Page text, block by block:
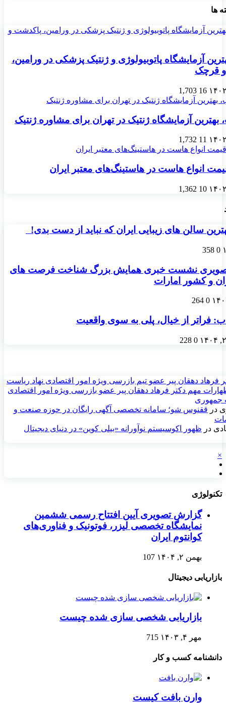
ها
آزمایشگاه پاتوبیولوژی و ژنتیک پزشکی در ورامین،
قرچک
16
1,703
بهترین آزمایشگاه ژنتیک در تهران برای مشاوره ژنتیک
11
1,732
انواع هاست در هاستینگ‌های معتبر ایران
10
1,362
0
358
نشست خبری همایش بزرگ شناخت فرصت های
و کشور امارات
0
264
فراتر از خیال، پلی به سوی واقعیت
0
228
فرهاد دهقان پیر عضو تيم بازرسی ويژه امور اقتصادی نهاد رياست
مهم دکتر فرهاد دهقان پیر عضو بازرسی ویژه امور اقتصادی
جمهوری
در ققنوس شو؛ سامانه تخصصی آگهی رایگان در حوزه صنعت و
در ظهور اکوسیستم نوآورانه «بیلی کوین» در دنیای دیجیتال
×
تکنولوژی
گزارش تصویری آیین افتتاح رسمی ششمین
نمایشگاه تخصصی لیزر، فوتونیک و فناوری‌های
کوانتوم ایران
بهمن ۲, ۱۴۰۴ 107
بازاریابی دیجیتال
بازاریابی شخصی سازی شده چیست
مهر ۴, ۱۴۰۳ 715
دانشنامه کسب و کار
وارن بافت کیست